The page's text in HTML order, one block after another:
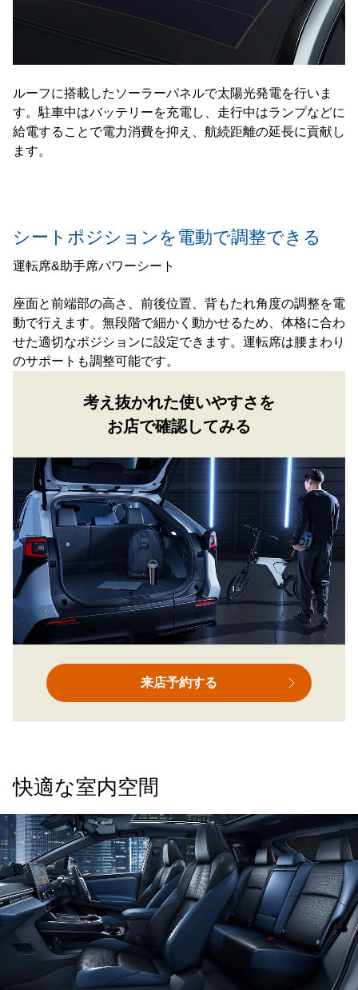
ルーフに搭載したソーラーパネルで太陽光発電を行いま
す。駐車中はバッテリーを充電し、走行中はランプなどに
給電することで電力消費を抑え、航続距離の延長に貢献し
ます。
シートポジションを電動で調整できる
運転席&助手席パワーシート
座面と前端部の高さ、前後位置、背もたれ角度の調整を電
動で行えます。無段階で細かく動かせるため、体格に合わ
せた適切なポジションに設定できます。運転席は腰まわり
のサポートも調整可能です。
考え抜かれた使いやすさを
お店で確認してみる
来店予約する
快適な室内空間